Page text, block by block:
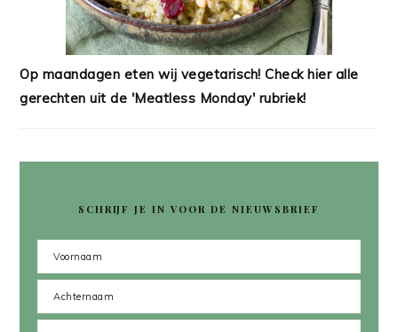
Op maandagen eten wij vegetarisch! Check hier alle
gerechten uit de 'Meatless Monday' rubriek!
SCHRIJF JE IN VOOR DE NIEUWSBRIEF